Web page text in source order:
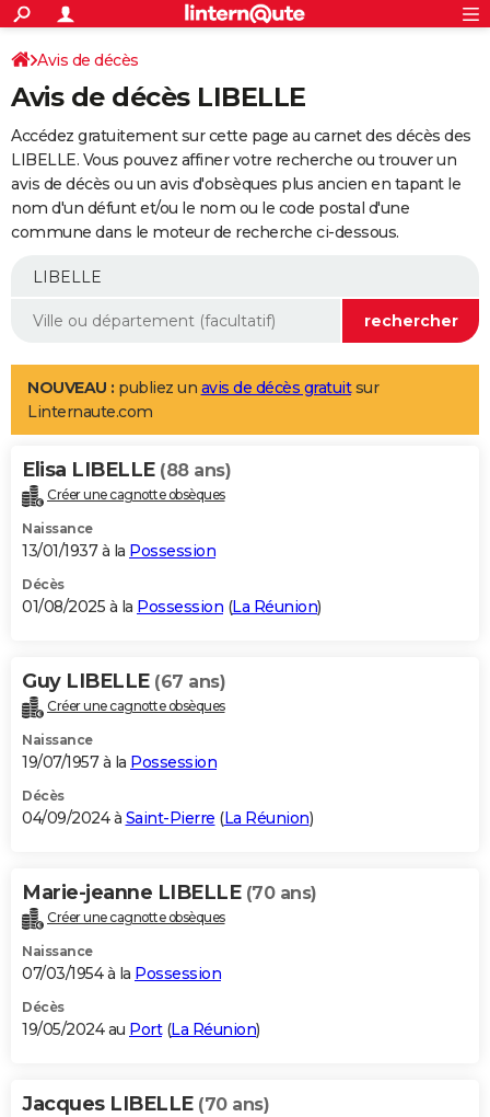
ACTUALITÉS
Politique
Société
Faits Divers
Education
Monde
Villes
+
SPORT
Coupe du monde 2026
Football
Tennis
Cyclisme
Rugby
Forum
Programme TV
TNTStreaming
Cinéma
Sorties cinéma
Musique
+FINANCE
Retraite
Epargne
Immobilier
Risques naturels par ville
Banque
Assurance
AUTO
Essais
Réserver un essai
Citadines
Berlines
SUV
Forum auto
+
Mobiles
Meilleur smartphone
Internet
Ordinateurs
Jeux vidéo
Guide high-tech
Aménagement intérieur
LIFESTYLE
Art de vivre
Bien-être
Loisirs
Mode
Modes de vie
Alimentation
Guide de la santé
Maladies
Médicaments
Sommeil
VOYAGE
Destinations
City break
Voyage nature
Voyage de noces
Forum
Climat
+PHOTO
GUIDES D'ACHAT
BONS PLANS
Carte de Noël
Carte Bonne année
Carte Saint-Valentin
Carte Pâques
Carte d'anniversaire
DICTIONNAIRE
Dictionnaire
Biographies
Citations
Expressions
Proverbes
PROGRAMME TV
S'inscrire
Se connecter
Lycées
Collèges
Primaires
Universités
Entreprises
Service militaire
Avis de recherche
AVIS DE DÉCÈS
Bricolage
Lifestyle
Culture
Sport
Auto
Television
Voyage
Cinema
Avis de décès
Avis de décès LIBELLE
Accédez gratuitement sur cette page au carnet des décès des
LIBELLE. Vous pouvez affiner votre recherche ou trouver un
avis de décès ou un avis d'obsèques plus ancien en tapant le
nom d'un défunt et/ou le nom ou le code postal d'une
commune dans le moteur de recherche ci-dessous.
NOUVEAU : publiez un avis de décès gratuitsur
Linternaute.com
Elisa LIBELLE (88 ans)
Créer une cagnotte obsèques
Naissance
13/01/1937 à la Possession
Décès
01/08/2025 à la Possession (La Réunion)
Guy LIBELLE (67 ans)
Créer une cagnotte obsèques
Naissance
19/07/1957 à la Possession
Décès
04/09/2024 à Saint-Pierre (La Réunion)
Marie-jeanne LIBELLE (70 ans)
Créer une cagnotte obsèques
Naissance
07/03/1954 à la Possession
Décès
19/05/2024 au Port(La Réunion)
Jacques LIBELLE (70 ans)